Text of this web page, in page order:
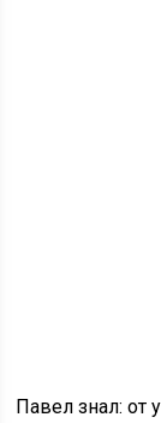
Павел знал: от